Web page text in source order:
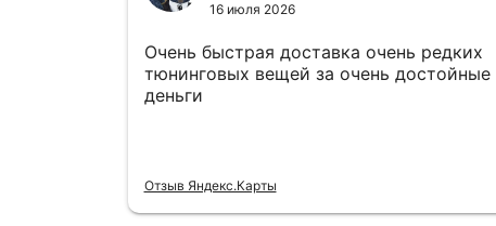
16 июля 2026
Очень быстрая доставка очень редких
тюнинговых вещей за очень достойные
деньги
Отзыв Яндекс.Карты